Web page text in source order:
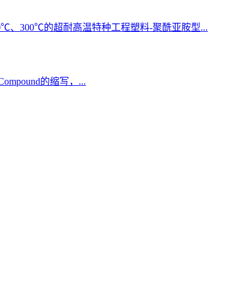
、300℃的超耐高温特种工程塑料-聚酰亚胺型...
的缩写，...